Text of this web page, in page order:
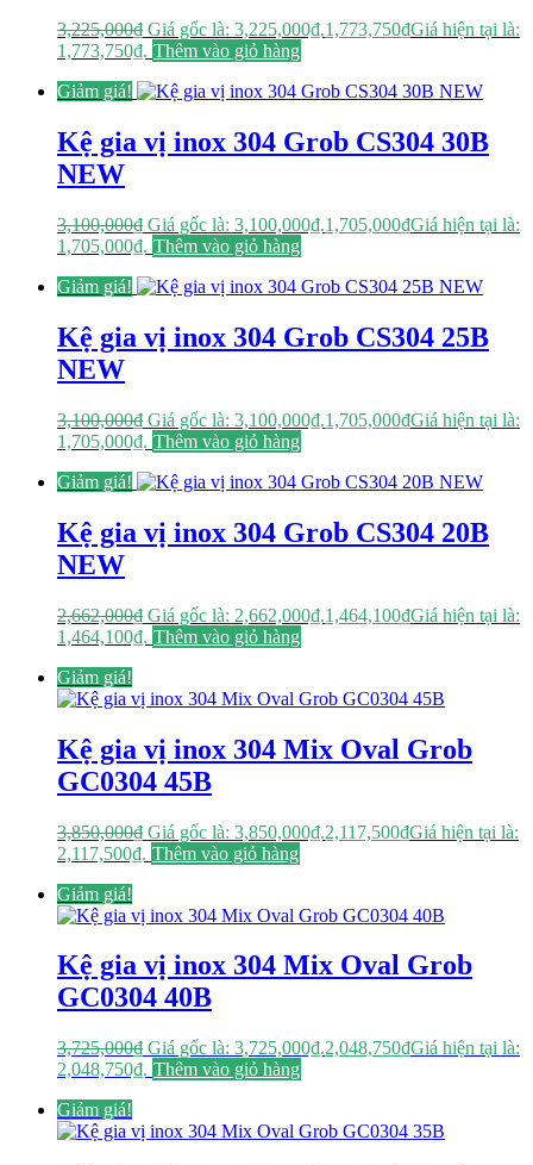
3,225,000₫ Giá gốc là: 3,225,000₫.1,773,750₫Giá hiện tại là:
1,773,750₫. Thêm vào giỏ hàng
Giảm giá!
Kệ gia vị inox 304 Grob CS304 30B
NEW
3,100,000₫ Giá gốc là: 3,100,000₫.1,705,000₫Giá hiện tại là:
1,705,000₫. Thêm vào giỏ hàng
Giảm giá!
Kệ gia vị inox 304 Grob CS304 25B
NEW
3,100,000₫ Giá gốc là: 3,100,000₫.1,705,000₫Giá hiện tại là:
1,705,000₫. Thêm vào giỏ hàng
Giảm giá!
Kệ gia vị inox 304 Grob CS304 20B
NEW
2,662,000₫ Giá gốc là: 2,662,000₫.1,464,100₫Giá hiện tại là:
1,464,100₫. Thêm vào giỏ hàng
Giảm giá!
Kệ gia vị inox 304 Mix Oval Grob
GC0304 45B
3,850,000₫ Giá gốc là: 3,850,000₫.2,117,500₫Giá hiện tại là:
2,117,500₫. Thêm vào giỏ hàng
Giảm giá!
Kệ gia vị inox 304 Mix Oval Grob
GC0304 40B
3,725,000₫ Giá gốc là: 3,725,000₫.2,048,750₫Giá hiện tại là:
2,048,750₫. Thêm vào giỏ hàng
Giảm giá!